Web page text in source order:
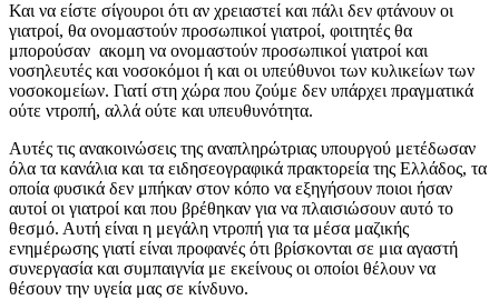
Και να είστε σίγουροι ότι αν χρειαστεί και πάλι δεν φτάνουν οι
γιατροί, θα ονομαστούν προσωπικοί γιατροί, φοιτητές θα
μπορούσαν ακομη να ονομαστούν προσωπικοί γιατροί και
νοσηλευτές και νοσοκόμοι ή και οι υπεύθυνοι των κυλικείων των
νοσοκομείων. Γιατί στη χώρα που ζούμε δεν υπάρχει πραγματικά
ούτε ντροπή, αλλά ούτε και υπευθυνότητα.
Αυτές τις ανακοινώσεις της αναπληρώτριας υπουργού μετέδωσαν
όλα τα κανάλια και τα ειδησεογραφικά πρακτορεία της Ελλάδος, τα
οποία φυσικά δεν μπήκαν στον κόπο να εξηγήσουν ποιοι ήσαν
αυτοί οι γιατροί και που βρέθηκαν για να πλαισιώσουν αυτό το
θεσμό. Αυτή είναι η μεγάλη ντροπή για τα μέσα μαζικής
ενημέρωσης γιατί είναι προφανές ότι βρίσκονται σε μια αγαστή
συνεργασία και συμπαιγνία με εκείνους οι οποίοι θέλουν να
θέσουν την υγεία μας σε κίνδυνο.